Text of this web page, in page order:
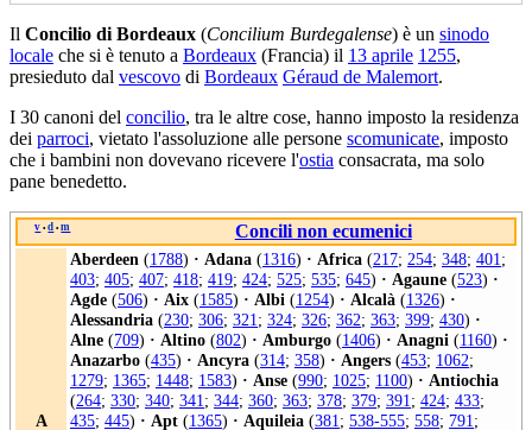
Il Concilio di Bordeaux (Concilium Burdegalense) è un sinodo
locale che si è tenuto a Bordeaux (Francia) il 13 aprile 1255,
presieduto dal vescovo di Bordeaux Géraud de Malemort.
I 30 canoni del concilio, tra le altre cose, hanno imposto la residenza
dei parroci, vietato l'assoluzione alle persone scomunicate, imposto
che i bambini non dovevano ricevere l'ostia consacrata, ma solo
pane benedetto.
v • d • m Concili non ecumenici
A
Aberdeen (1788) · Adana (1316) · Africa (217; 254; 348; 401;
403; 405; 407; 418; 419; 424; 525; 535; 645) · Agaune (523) ·
Agde (506) · Aix (1585) · Albi (1254) · Alcalà (1326) ·
Alessandria (230; 306; 321; 324; 326; 362; 363; 399; 430) ·
Alne (709) · Altino (802) · Amburgo (1406) · Anagni (1160) ·
Anazarbo (435) · Ancyra (314; 358) · Angers (453; 1062;
1279; 1365; 1448; 1583) · Anse (990; 1025; 1100) · Antiochia
(264; 330; 340; 341; 344; 360; 363; 378; 379; 391; 424; 433;
435; 445) · Apt (1365) · Aquileia (381; 538-555; 558; 791;